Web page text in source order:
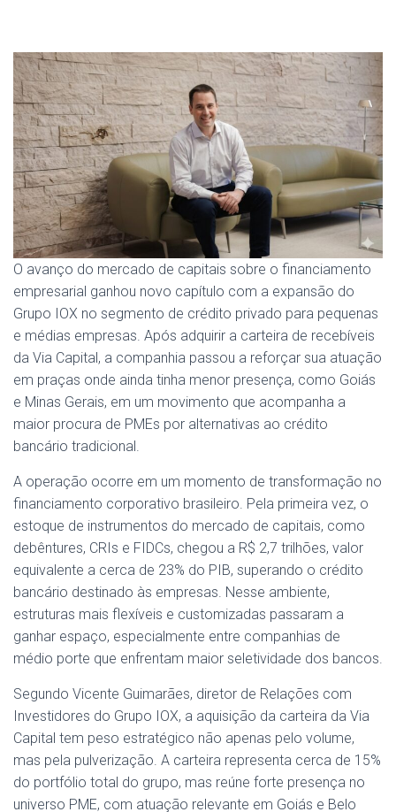
O avanço do mercado de capitais sobre o financiamento
empresarial ganhou novo capítulo com a expansão do
Grupo IOX no segmento de crédito privado para pequenas
e médias empresas. Após adquirir a carteira de recebíveis
da Via Capital, a companhia passou a reforçar sua atuação
em praças onde ainda tinha menor presença, como Goiás
e Minas Gerais, em um movimento que acompanha a
maior procura de PMEs por alternativas ao crédito
bancário tradicional.
A operação ocorre em um momento de transformação no
financiamento corporativo brasileiro. Pela primeira vez, o
estoque de instrumentos do mercado de capitais, como
debêntures, CRIs e FIDCs, chegou a R$ 2,7 trilhões, valor
equivalente a cerca de 23% do PIB, superando o crédito
bancário destinado às empresas. Nesse ambiente,
estruturas mais flexíveis e customizadas passaram a
ganhar espaço, especialmente entre companhias de
médio porte que enfrentam maior seletividade dos bancos.
Segundo Vicente Guimarães, diretor de Relações com
Investidores do Grupo IOX, a aquisição da carteira da Via
Capital tem peso estratégico não apenas pelo volume,
mas pela pulverização. A carteira representa cerca de 15%
do portfólio total do grupo, mas reúne forte presença no
universo PME, com atuação relevante em Goiás e Belo